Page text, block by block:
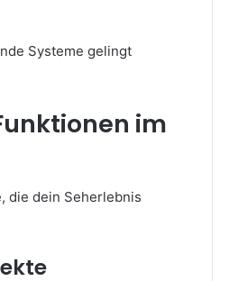
Systeme gelingt
im
die dein Seherlebnis